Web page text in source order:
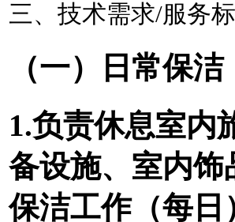
三、 技术需求/服务
（一）日常保洁
1.负责休息室内
备设施、室内
保洁工作（每日